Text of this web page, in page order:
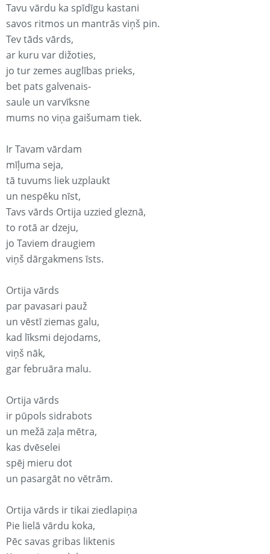
Tavu vārdu ka spīdīgu kastani
savos ritmos un mantrās viņš pin.
Tev tāds vārds,
ar kuru var dižoties,
jo tur zemes auglības prieks,
bet pats galvenais-
saule un varvīksne
mums no viņa gaišumam tiek.
Ir Tavam vārdam
mīļuma seja,
tā tuvums liek uzplaukt
un nespēku nīst,
Tavs vārds Ortija uzzied gleznā,
to rotā ar dzeju,
jo Taviem draugiem
viņš dārgakmens īsts.
Ortija vārds
par pavasari pauž
un vēstī ziemas galu,
kad līksmi dejodams,
viņš nāk,
gar februāra malu.
Ortija vārds
ir pūpols sidrabots
un mežā zaļa mētra,
kas dvēselei
spēj mieru dot
un pasargāt no vētrām.
Ortija vārds ir tikai ziedlapiņa
Pie lielā vārdu koka,
Pēc savas gribas liktenis